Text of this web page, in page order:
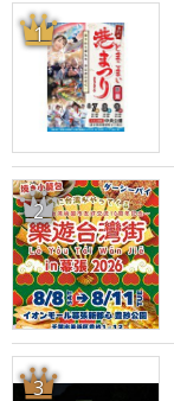
1
2
3